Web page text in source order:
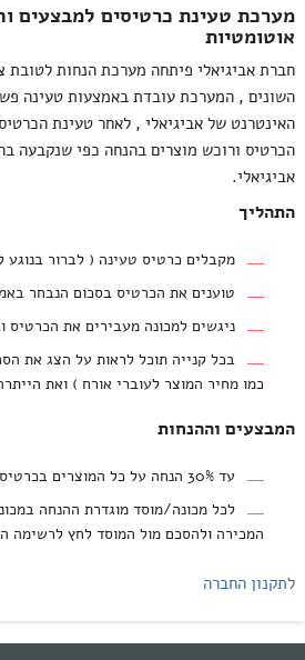
מערכת טעינת כרטיסים למבצעים
אוטומטיות
חברת אביגיאלי פיתחה מערכת הנחות לטובת
השונים , המערכת עובדת באמצעות טעינה
האינטרנט של אביגיאלי , לאחר טעינת
הכרטיס ורוכש מוצרים בהנחה כפי שנקבעה
אביגיאלי.
התהליך
מקבלים כרטיס טעינה ( לברור בנוגע לכרטיסים 1-
טוענים את הכרטיס בסכום הנבחר
ניגשים למכונה מעבירים את הכרטיס
בכל קנייה תוכל לראות על הצג את
כמו מחיר המוצר לעוברי אורח ) ואת
המבצעים וההנחות
עד 30% הנחה על כל המוצרים בכרטיס הטעון
לכל מכונה/מוסד מוגדרת ההנחה
המכירה ולהסכם מול המוסד לחץ לרשימה
לתקנון החברה